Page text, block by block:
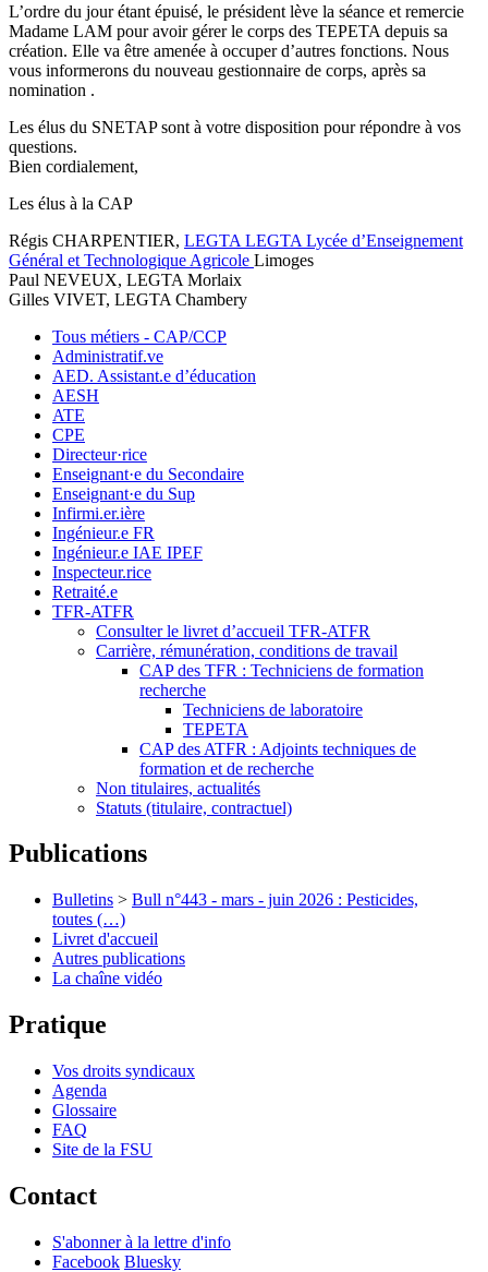
L’ordre du jour étant épuisé, le président lève la séance et remercie
Madame LAM pour avoir gérer le corps des TEPETA depuis sa
création. Elle va être amenée à occuper d’autres fonctions. Nous
vous informerons du nouveau gestionnaire de corps, après sa
nomination .
Les élus du SNETAP sont à votre disposition pour répondre à vos
questions.
Bien cordialement,
Les élus à la CAP
Régis CHARPENTIER, LEGTA LEGTA Lycée d’Enseignement
Général et Technologique Agricole Limoges
Paul NEVEUX, LEGTA Morlaix
Gilles VIVET, LEGTA Chambery
Tous métiers - CAP/CCP
Administratif.ve
AED. Assistant.e d’éducation
AESH
ATE
CPE
Directeur·rice
Enseignant·e du Secondaire
Enseignant·e du Sup
Infirmi.er.ière
Ingénieur.e FR
Ingénieur.e IAE IPEF
Inspecteur.rice
Retraité.e
TFR-ATFR
Consulter le livret d’accueil TFR-ATFR
Carrière, rémunération, conditions de travail
CAP des TFR : Techniciens de formation
recherche
Techniciens de laboratoire
TEPETA
CAP des ATFR : Adjoints techniques de
formation et de recherche
Non titulaires, actualités
Statuts (titulaire, contractuel)
Publications
Bulletins > Bull n°443 - mars - juin 2026 : Pesticides,
toutes (…)
Livret d'accueil
Autres publications
La chaîne vidéo
Pratique
Vos droits syndicaux
Agenda
Glossaire
FAQ
Site de la FSU
Contact
S'abonner à la lettre d'info
Facebook Bluesky